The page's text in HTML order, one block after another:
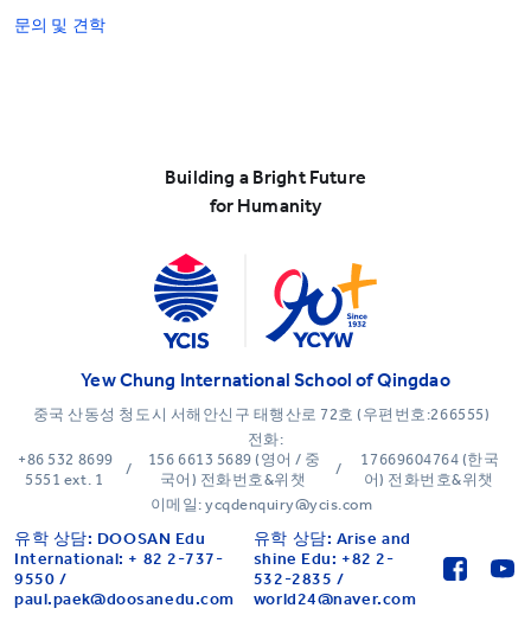
문의 및 견학
Building a Bright Future
for Humanity
Yew Chung International School of Qingdao
중국 산동성 청도시 서해안신구 태행산로 72호 (우편번호:266555)
전화:
+86 532 8699
5551 ext. 1
/
156 6613 5689 (영어 / 중
국어) 전화번호&위챗
/
17669604764 (한국
어) 전화번호&위챗
이메일: ycqdenquiry@ycis.com
유학 상담: DOOSAN Edu
International: + 82 2-737-
9550 /
paul.paek@doosanedu.com
유학 상담: Arise and
shine Edu: +82 2-
532-2835 /
world24@naver.com